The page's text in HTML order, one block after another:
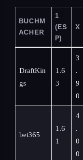
BUCHM
ACHER
1
(ES
P)
X
DraftKin
gs
1.6
3
3
.
9
0
bet365
1.6
1
4
.
0
0